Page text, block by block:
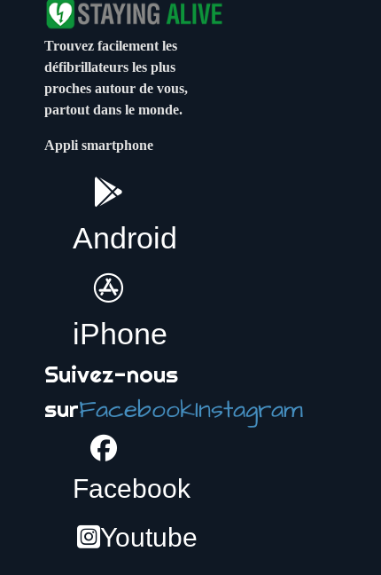
Trouvez facilement les
défibrillateurs les plus
proches autour de vous,
partout dans le monde.
Appli smartphone
Android
iPhone
Suivez-nous
surFacebookInstagram
Facebook
Youtube